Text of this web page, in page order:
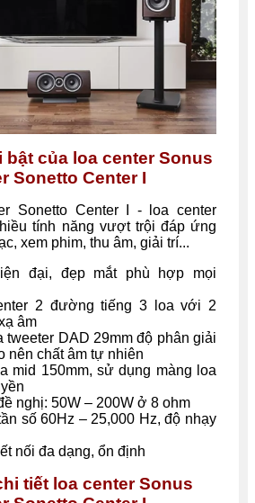
bật của loa center Sonus
Sonetto Center I
Sonetto Center I - loa center
tính năng vượt trội đáp ứng
xem phim, thu âm, giải trí...
đại, đẹp mắt phù hợp mọi
2 đường tiếng 3 loa với 2
âm
tweeter DAD 29mm độ phân giải
nên chất âm tự nhiên
mid 150mm, sử dụng màng loa
nghị: 50W – 200W ở 8 ohm
số 60Hz – 25,000 Hz, độ nhạy
nối đa dạng, ổn định
tiết loa center Sonus